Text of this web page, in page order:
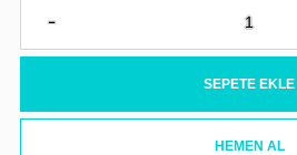
SEPETE EKLE
HEMEN AL